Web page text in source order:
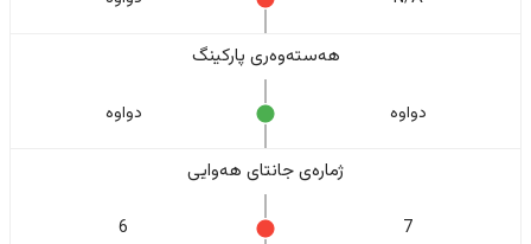
هەستەوەری پارکینگ
دواوە دواوە
ژمارەی جانتای هەوایی
7
6